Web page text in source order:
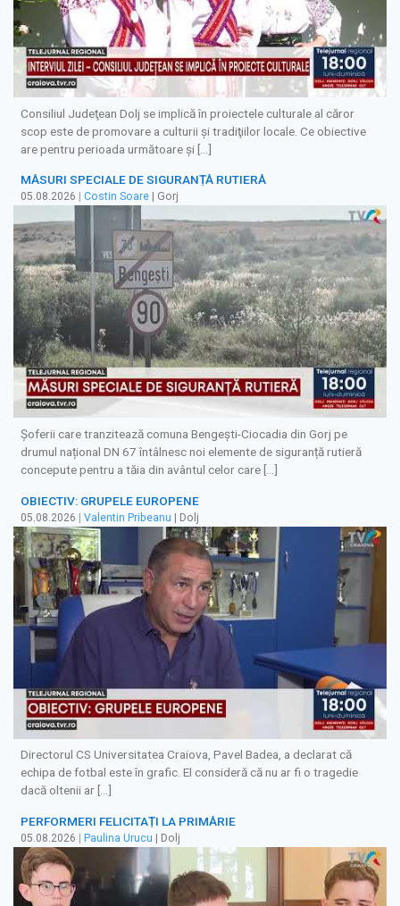
Consiliul Judeţean Dolj se implică în proiectele culturale al căror
scop este de promovare a culturii şi tradiţiilor locale. Ce obiective
are pentru perioada următoare şi […]
MĂSURI SPECIALE DE SIGURANȚĂ RUTIERĂ
05.08.2026 Costin Soare | Gorj
Șoferii care tranzitează comuna Bengești-Ciocadia din Gorj pe
drumul național DN 67 întâlnesc noi elemente de siguranță rutieră
concepute pentru a tăia din avântul celor care […]
OBIECTIV: GRUPELE EUROPENE
05.08.2026 | Valentin Pribeanu | Dolj
Directorul CS Universitatea Craiova, Pavel Badea, a declarat că
echipa de fotbal este în grafic. El consideră că nu ar fi o tragedie
dacă oltenii ar […]
PERFORMERI FELICITAȚI LA PRIMĂRIE
05.08.2026 Paulina Urucu | Dolj